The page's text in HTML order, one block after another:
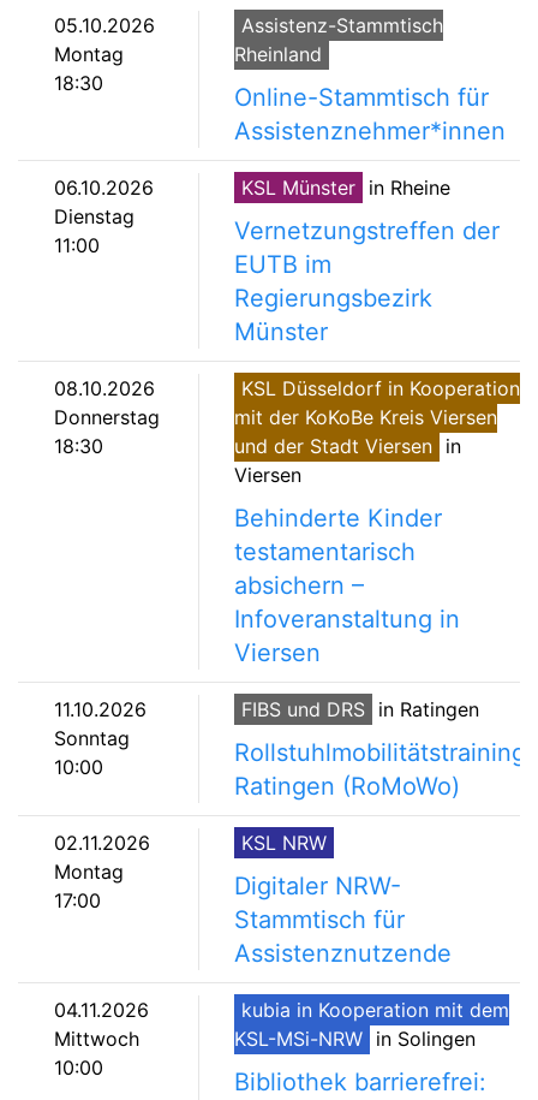
05.10.2026
Montag
18:30
Assistenz-Stammtisch
Rheinland
Online-Stammtisch für
Assistenznehmer*innen
06.10.2026
Dienstag
11:00
KSL Münster in Rheine
Vernetzungstreffen der
EUTB im
Regierungsbezirk
Münster
08.10.2026
Donnerstag
18:30
KSL Düsseldorf in Kooperation
mit der KoKoBe Kreis Viersen
und der Stadt Viersen in
Viersen
Behinderte Kinder
testamentarisch
absichern –
Infoveranstaltung in
Viersen
11.10.2026
Sonntag
10:00
FIBS und DRS in Ratingen
Rollstuhlmobilitätstraining
Ratingen (RoMoWo)
02.11.2026
Montag
17:00
KSL NRW
Digitaler NRW-
Stammtisch für
Assistenznutzende
04.11.2026
Mittwoch
10:00
kubia in Kooperation mit dem
KSL-MSi-NRW in Solingen
Bibliothek barrierefrei: